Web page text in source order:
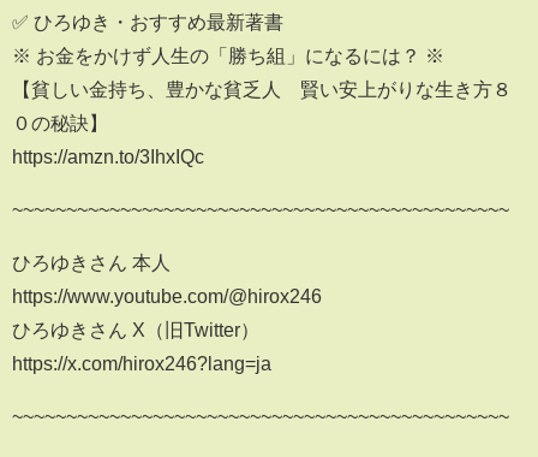
✅ ひろゆき・おすすめ最新著書
※ お金をかけず人生の「勝ち組」になるには？ ※
【貧しい金持ち、豊かな貧乏人 賢い安上がりな生き方８
０の秘訣】
https://amzn.to/3IhxIQc
~~~~~~~~~~~~~~~~~~~~~~~~~~~~~~~~~~~~~~~~~~~~~~
ひろゆきさん 本人
https://www.youtube.com/@hirox246
ひろゆきさん X（旧Twitter）
https://x.com/hirox246?lang=ja
~~~~~~~~~~~~~~~~~~~~~~~~~~~~~~~~~~~~~~~~~~~~~~